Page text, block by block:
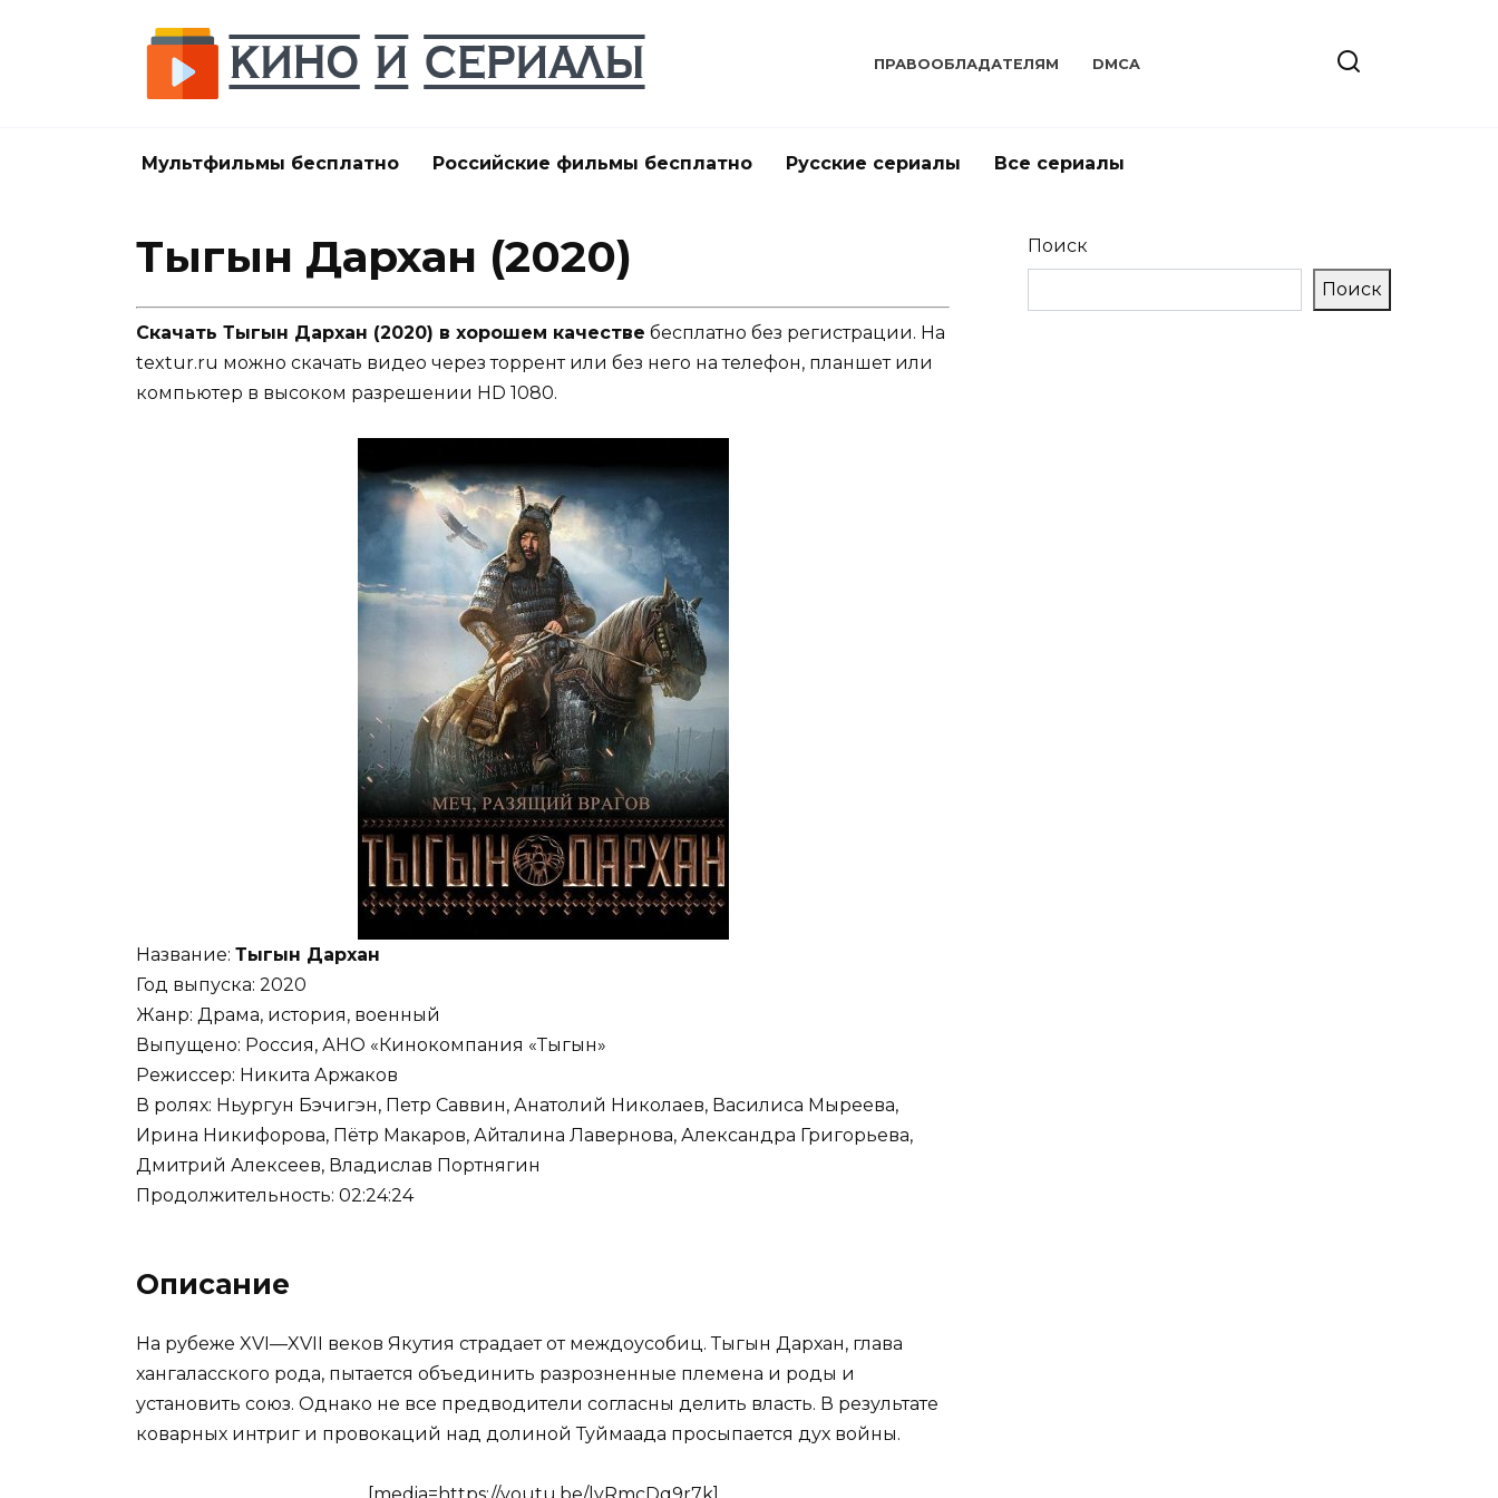
ПРАВООБЛАДАТЕЛЯМ DMCA
Мультфильмы бесплатно Российские фильмы бесплатно Русские сериалы Все сериалы
Тыгын Дархан (2020)
Скачать Тыгын Дархан (2020) в хорошем качестве бесплатно без регистрации. На
textur.ru можно скачать видео через торрент или без него на телефон, планшет или
компьютер в высоком разрешении HD 1080.
Название: Тыгын Дархан
Год выпуска: 2020
Жанр: Драма, история, военный
Выпущено: Россия, АНО «Кинокомпания «Тыгын»
Режиссер: Никита Аржаков
В ролях: Ньургун Бэчигэн, Петр Саввин, Анатолий Николаев, Василиса Мыреева,
Ирина Никифорова, Пётр Макаров, Айталина Лавернова, Александра Григорьева,
Дмитрий Алексеев, Владислав Портнягин
Продолжительность: 02:24:24
Описание
На рубеже XVI—XVII веков Якутия страдает от междоусобиц. Тыгын Дархан, глава
хангаласского рода, пытается объединить разрозненные племена и роды и
установить союз. Однако не все предводители согласны делить власть. В результате
коварных интриг и провокаций над долиной Туймаада просыпается дух войны.
Поиск
Поиск